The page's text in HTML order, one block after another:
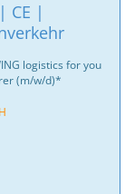
CE |
logistics for you
(m/w/d)*